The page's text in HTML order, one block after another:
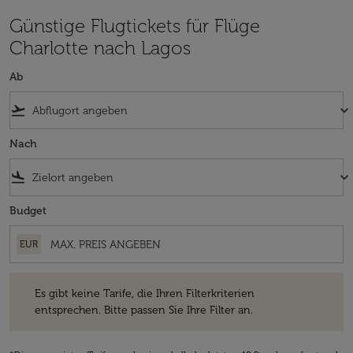
Günstige Flugtickets für Flüge
Charlotte nach Lagos
Ab
flight_takeoff keyboard_arrow_down
Nach
flight_land keyboard_arrow_down
Budget
EUR
Es gibt keine Tarife, die Ihren Filterkriterien
entsprechen. Bitte passen Sie Ihre Filter an.